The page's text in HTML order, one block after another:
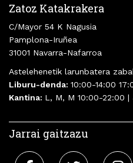
Zatoz Katakrakera
C/Mayor 54 K Nagusia
Pamplona-Iruñea
31001 Navarra-Nafarroa
Astelehenetik larunbatera
Liburu-denda: 10:00-14:00
Kantina: L, M, M 10:00-22:00 |
Jarrai gaitzazu